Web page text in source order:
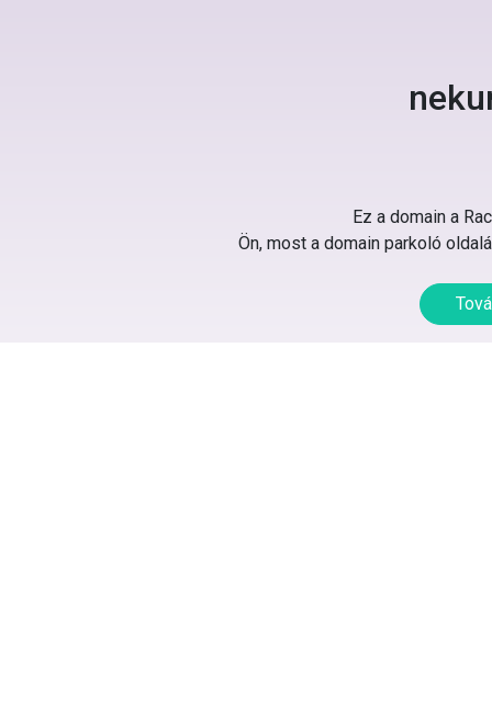
Ez a domain a
Ön, most a domain parkoló